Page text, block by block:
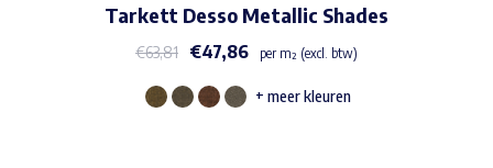
Tarkett Desso Metallic Shades
€63,81 €47,86 per m² (excl. btw)
Dit
+ meer kleuren